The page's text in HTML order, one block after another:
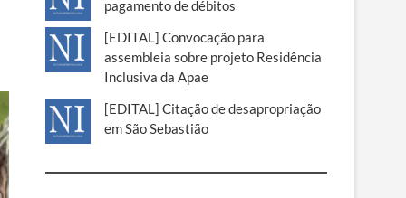
pagamento de débitos
[EDITAL] Convocação para
assembleia sobre projeto Residência
Inclusiva da Apae
[EDITAL] Citação de desapropriação
em São Sebastião